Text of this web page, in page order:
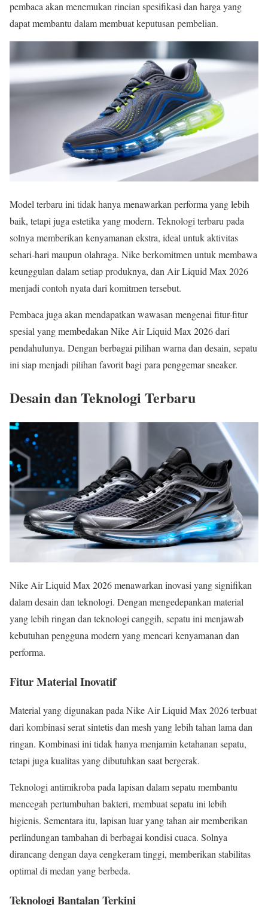
pembaca akan menemukan rincian spesifikasi dan harga yang
dapat membantu dalam membuat keputusan pembelian.
Model terbaru ini tidak hanya menawarkan performa yang lebih
baik, tetapi juga estetika yang modern. Teknologi terbaru pada
solnya memberikan kenyamanan ekstra, ideal untuk aktivitas
sehari-hari maupun olahraga. Nike berkomitmen untuk membawa
keunggulan dalam setiap produknya, dan Air Liquid Max 2026
menjadi contoh nyata dari komitmen tersebut.
Pembaca juga akan mendapatkan wawasan mengenai fitur-fitur
spesial yang membedakan Nike Air Liquid Max 2026 dari
pendahulunya. Dengan berbagai pilihan warna dan desain, sepatu
ini siap menjadi pilihan favorit bagi para penggemar sneaker.
Desain dan Teknologi Terbaru
Nike Air Liquid Max 2026 menawarkan inovasi yang signifikan
dalam desain dan teknologi. Dengan mengedepankan material
yang lebih ringan dan teknologi canggih, sepatu ini menjawab
kebutuhan pengguna modern yang mencari kenyamanan dan
performa.
Fitur Material Inovatif
Material yang digunakan pada Nike Air Liquid Max 2026 terbuat
dari kombinasi serat sintetis dan mesh yang lebih tahan lama dan
ringan. Kombinasi ini tidak hanya menjamin ketahanan sepatu,
tetapi juga kualitas yang dibutuhkan saat bergerak.
Teknologi antimikroba pada lapisan dalam sepatu membantu
mencegah pertumbuhan bakteri, membuat sepatu ini lebih
higienis. Sementara itu, lapisan luar yang tahan air memberikan
perlindungan tambahan di berbagai kondisi cuaca. Solnya
dirancang dengan daya cengkeram tinggi, memberikan stabilitas
optimal di medan yang berbeda.
Teknologi Bantalan Terkini